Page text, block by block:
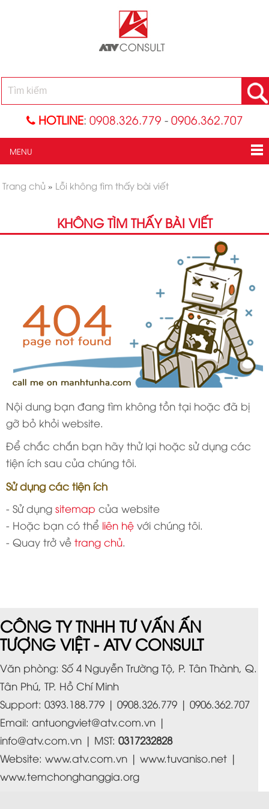
HOTLINE: 0908.326.779 - 0906.362.707
MENU
Trang chủ » Lỗi không tìm thấy bài viết
KHÔNG TÌM THẤY BÀI VIẾT
Nội dung bạn đang tìm không tồn tại hoặc đã bị
gỡ bỏ khỏi website.
Để chắc chắn bạn hãy thử lại hoặc sử dụng các
tiện ích sau của chúng tôi.
Sử dụng các tiện ích
- Sử dụng sitemap của website
- Hoặc bạn có thể liên hệ với chúng tôi.
- Quay trở về trang chủ.
CÔNG TY TNHH TƯ VẤN ẤN
TƯỢNG VIỆT - ATV CONSULT
Văn phòng: Số 4 Nguyễn Trường Tộ, P. Tân Thành, Q.
Tân Phú, TP. Hồ Chí Minh
Support: 0393.188.779 | 0908.326.779 | 0906.362.707
Email: antuongviet@atv.com.vn |
info@atv.com.vn | MST: 0317232828
Website: www.atv.com.vn | www.tuvaniso.net |
www.temchonghanggia.org